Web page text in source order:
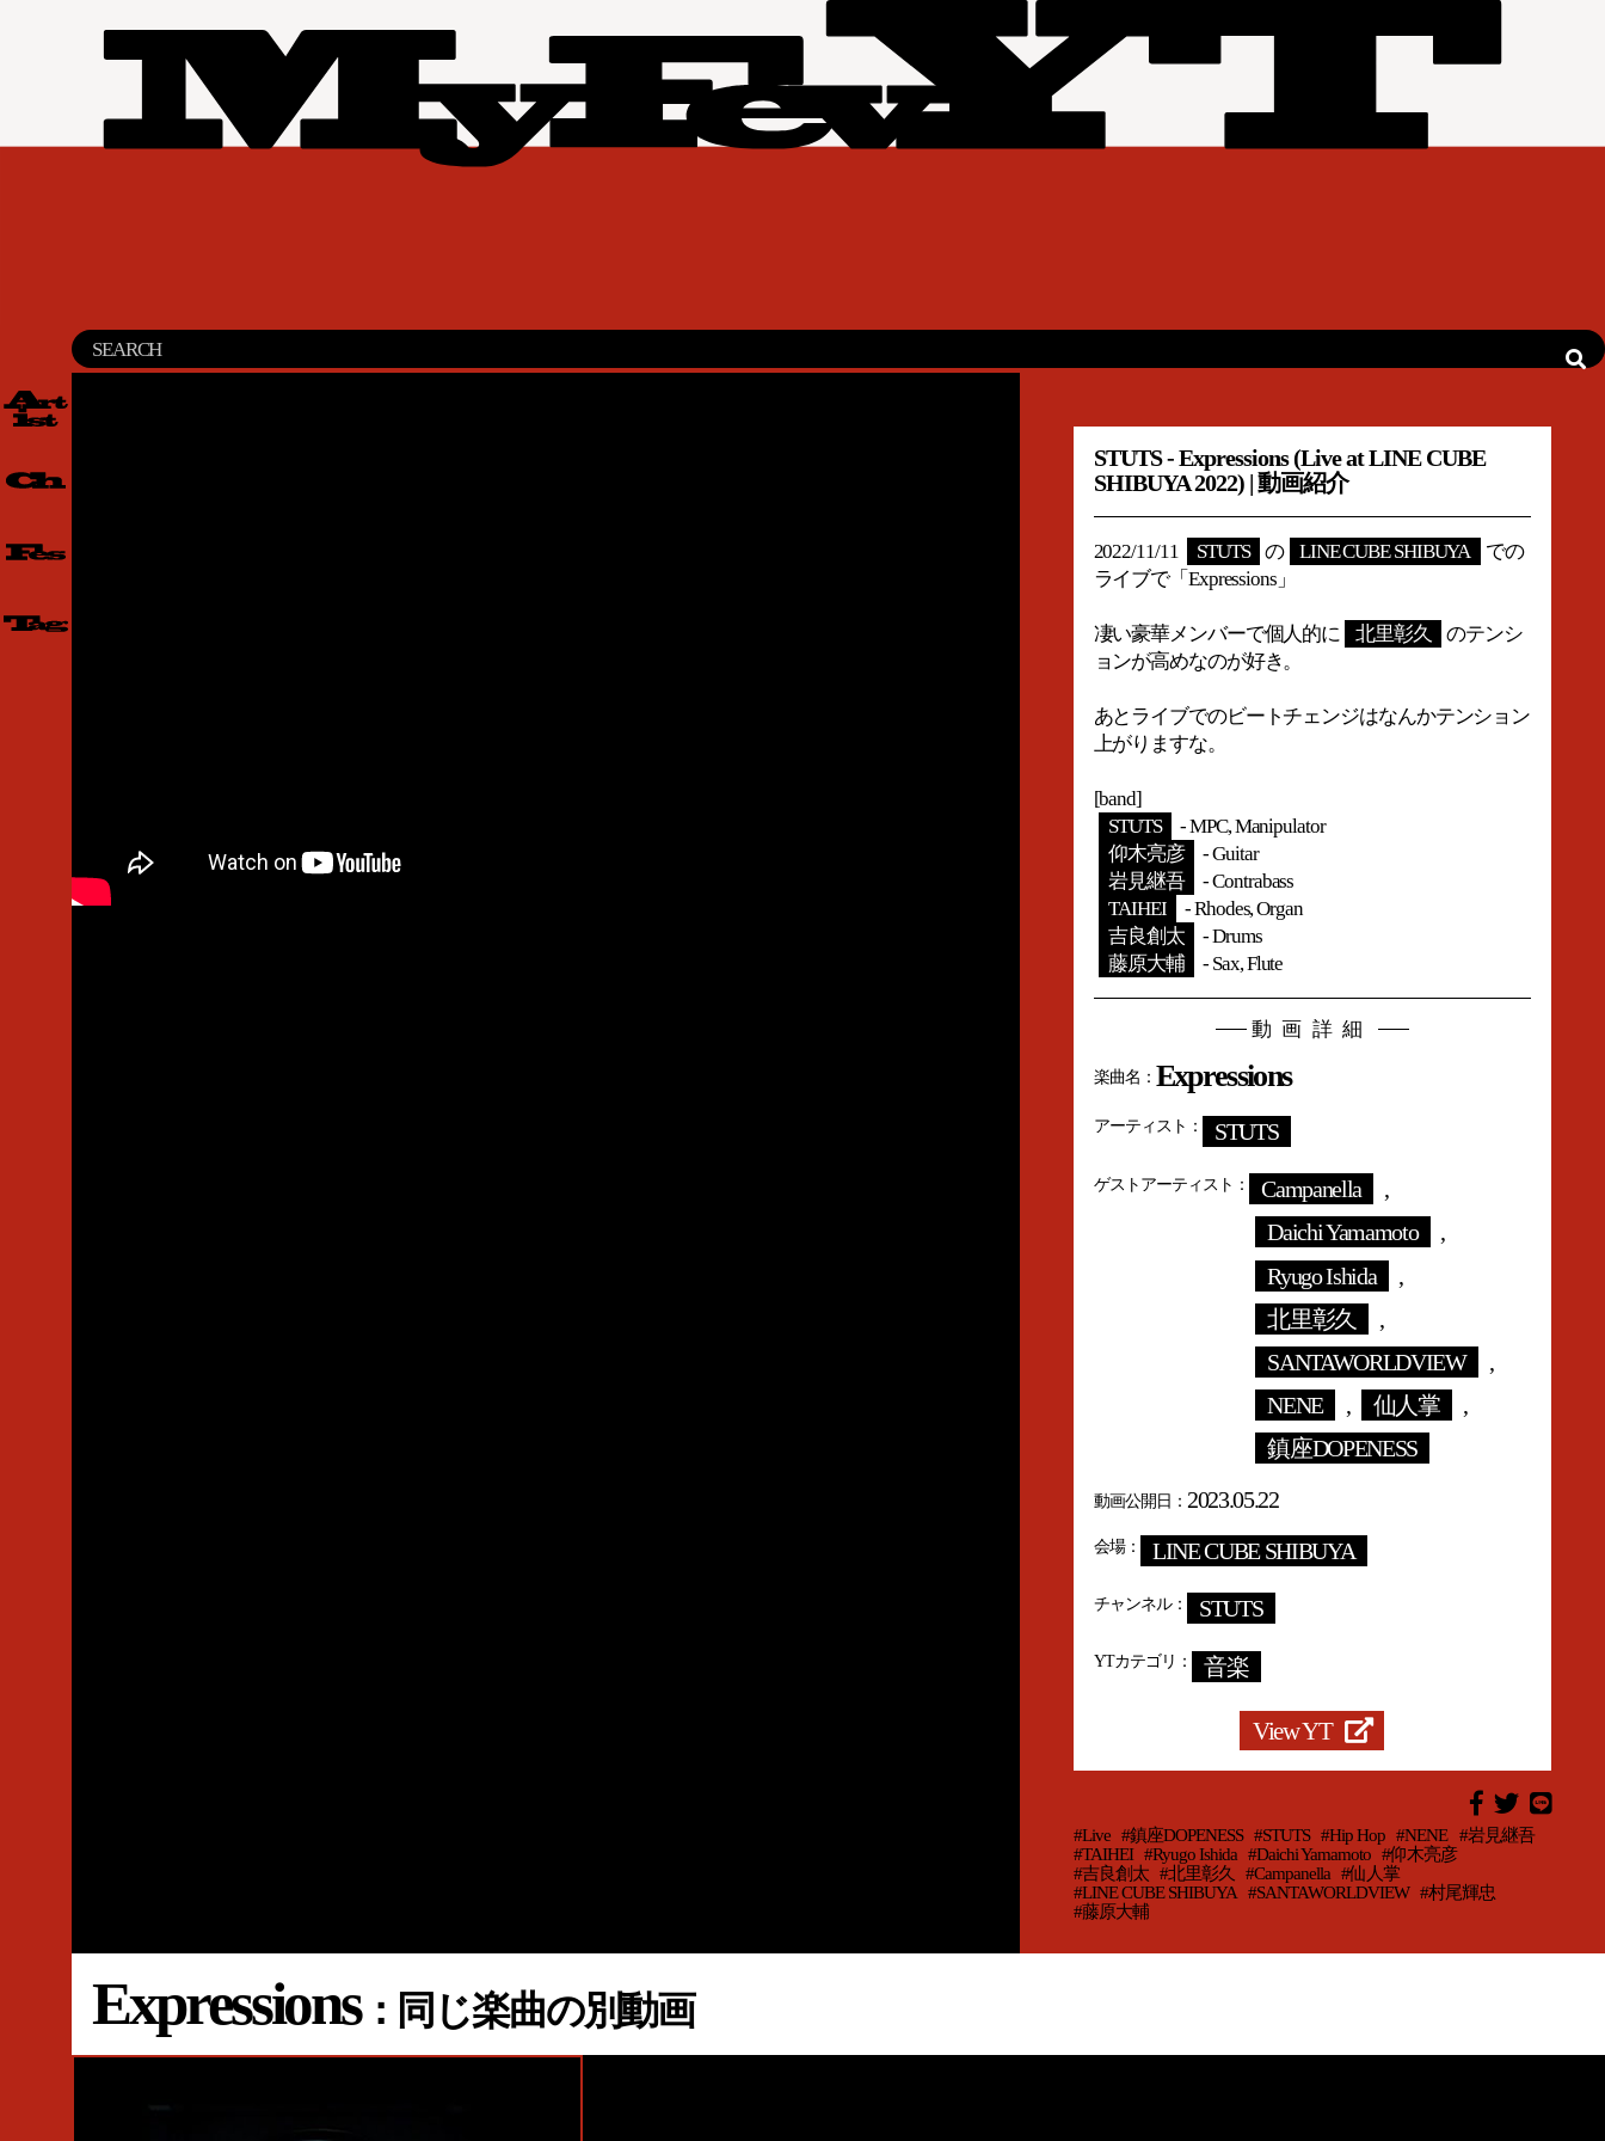
STUTS - Expressions (Live at LINE CUBE
SHIBUYA 2022) | 動画紹介
2022/11/11 STUTS の LINE CUBE SHIBUYA
での
ライブで「Expressions」
凄い豪華メンバーで個人的に 北里彰久
のテンシ
ョンが高めなのが好き。
あとライブでのビートチェンジはなんかテンション
上がりますな。
[band]
STUTS
- MPC, Manipulator
仰木亮彦
- Guitar
岩見継吾
- Contrabass
TAIHEI
- Rhodes, Organ
吉良創太
- Drums
藤原大輔
- Sax, Flute
動画詳細
楽曲名 Expressions
アーティスト STUTS
ゲストアーティスト Campanella
,
Daichi Yamamoto
,
Ryugo Ishida
,
北里彰久
,
SANTAWORLDVIEW
,
NENE
, 仙人掌
,
鎮座DOPENESS
動画公開日 2023.05.22
会場 LINE CUBE SHIBUYA
チャンネル STUTS
YTカテゴリ 音楽
View YT
#Live #鎮座DOPENESS #STUTS #Hip Hop #NENE #岩見継吾
#TAIHEI #Ryugo Ishida #Daichi Yamamoto #仰木亮彦
#吉良創太 #北里彰久 #Campanella #仙人掌
#LINE CUBE SHIBUYA #SANTAWORLDVIEW #村尾輝忠
#藤原大輔
Expressions：同じ楽曲の別動画